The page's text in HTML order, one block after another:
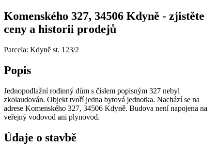
Komenského 327, 34506 Kdyně - zjistěte
ceny a historii prodejů
Parcela: Kdyně st. 123/2
Popis
Jednopodlažní rodinný dům s číslem popisným 327 nebyl
zkolaudován. Objekt tvoří jedna bytová jednotka. Nachází se na
adrese Komenského 327, 34506 Kdyně. Budova není napojena na
veřejný vodovod ani plynovod.
Údaje o stavbě